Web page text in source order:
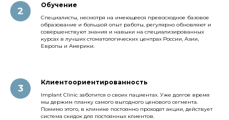
Обучение
Специалисты, несмотря на имеющееся превосходное базовое
образование и большой опыт работы, регулярно обновляют и
совершенствуют знания и навыки на специализированных
курсах в лучших стоматологических центрах России, Азии,
Европы и Америки.
Клиентоориентированность
Implant Clinic заботится о своих пациентах. Уже долгое время
мы держим планку самого выгодного ценового сегмента.
Помимо этого, в клинике постоянно проходят акции, действует
система скидок для постоянных клиентов.